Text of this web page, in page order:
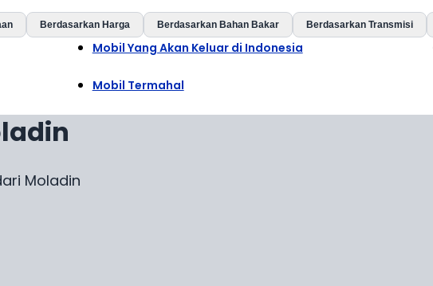
Berdasarkan Harga Berdasarkan Bahan Bakar Berdasarkan Transmisi
Mobil Yang Akan Keluar di Indonesia
Mobil Termahal
Moladin